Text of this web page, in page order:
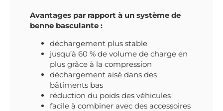
Avantages par rapport à un système de
benne basculante :
déchargement plus stable
jusqu’à 60 % de volume de charge en
plus grâce à la compression
déchargement aisé dans des
bâtiments bas
réduction du poids des véhicules
facile à combiner avec des accessoires